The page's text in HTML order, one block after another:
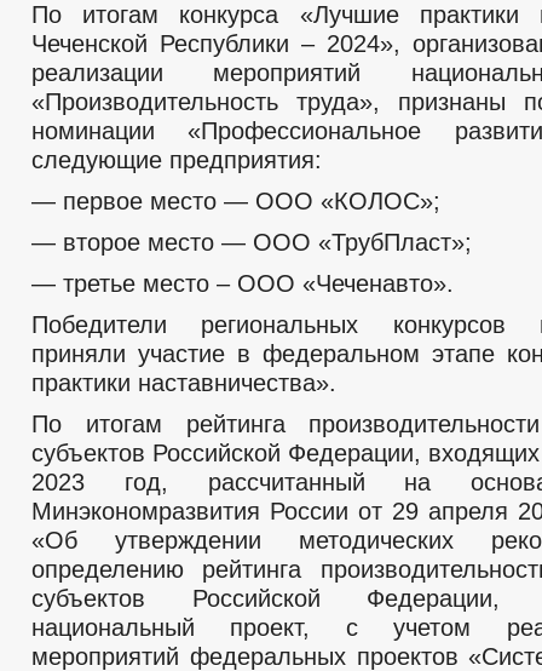
По итогам конкурса «Лучшие практики
Чеченской Республики – 2024»,
реализации мероприятий
«Производительность труда», признаны
номинации «Профессиональное
следующие предприятия:
— первое место — ООО «КОЛОС»;
— второе место — ООО «ТрубПласт»;
— третье место – ООО «Чеченавто».
Победители региональных конкурсов
приняли участие в федеральном этапе
практики наставничества».
По итогам рейтинга
субъектов Российской Федерации,
2023 год, рассчитанный на
Минэкономразвития России от 29 апреля
«Об утверждении методических
определению рейтинга
субъектов Российской
национальный проект, с учетом
мероприятий федеральных проектов